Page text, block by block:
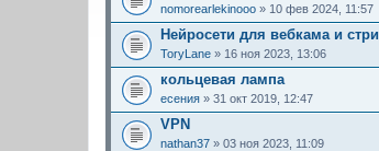
nomorearlekinooo » 10 фев 2024, 11:57
Нейросети для вебкама и
ToryLane » 16 ноя 2023, 13:06
кольцевая лампа
есения » 31 окт 2019, 12:47
VPN
nathan37 » 03 ноя 2023, 11:09